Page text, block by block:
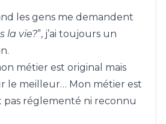
les gens me demandent
la vie?”, j’ai toujours un
métier est original mais
le meilleur… Mon métier est
pas réglementé ni reconnu